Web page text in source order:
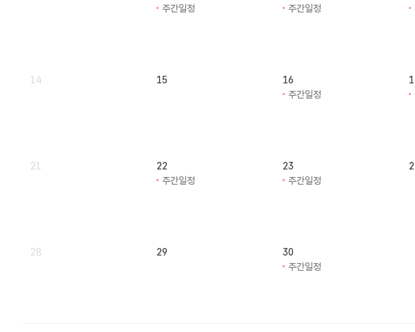
주간일정
주간일정
14 15
16
주간일정
21
22
주간일정
23
주간일정
28 29
30
주간일정